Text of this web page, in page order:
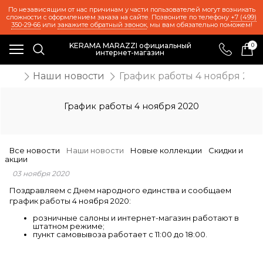
По независящим от нас причинам у части пользователей могут возникать
сложности с оформлением заказа на сайте. Позвоните по телефону +7 (499)
350-29-66или закажите обратный звонок, мы вам обязательно поможем!
KERAMA MARAZZI официальный
интернет-магазин
0
Наши новости График работы 4 ноября
График работы 4 ноября 2020
Все новости Наши новости Новые коллекции
Скидки и
акции
03 ноября 2020
Поздравляем с Днем народного единства и сообщаем
график работы 4 ноября 2020:
розничные салоны и интернет-магазин работают в
штатном режиме;
пункт самовывоза работает с 11:00 до 18:00.